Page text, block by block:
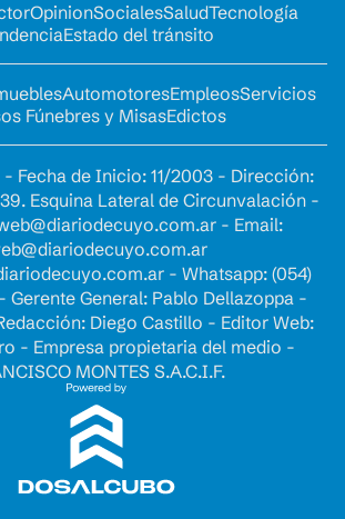
OpinionSocialesSaludTecnología
Estado del tránsito
AutomotoresEmpleosServicios
Fúnebres y MisasEdictos
Fecha de Inicio: 11/2003 - Dirección:
Esquina Lateral de Circunvalación -
- Email:
- Whatsapp: (054)
Gerente General: Pablo Dellazoppa -
Diego Castillo - Editor Web:
- Empresa propietaria del medio -
MONTES S.A.C.I.F.